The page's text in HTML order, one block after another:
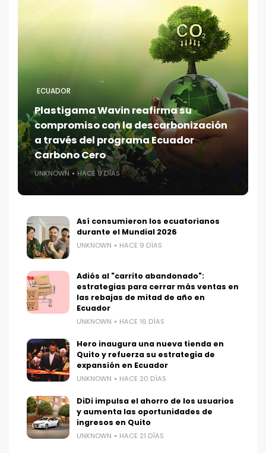
ECUADOR
Plastigama Wavin reafirma su
compromiso con la descarbonización
a través del programa Ecuador
Carbono Cero
UNKNOWN HACE 9 DÍAS
Así consumieron los ecuatorianos
durante el Mundial 2026
UNKNOWN HACE 9 DÍAS
Adiós al "carrito abandonado":
estrategias para cerrar más ventas en
las rebajas de mitad de año en
Ecuador
UNKNOWN HACE 16 DÍAS
Hero inaugura una nueva tienda en
Quito y refuerza su estrategia de
expansión en Ecuador
UNKNOWN HACE 20 DÍAS
DiDi impulsa el ahorro de los usuarios
y aumenta las oportunidades de
ingresos en Quito
UNKNOWN HACE 21 DÍAS